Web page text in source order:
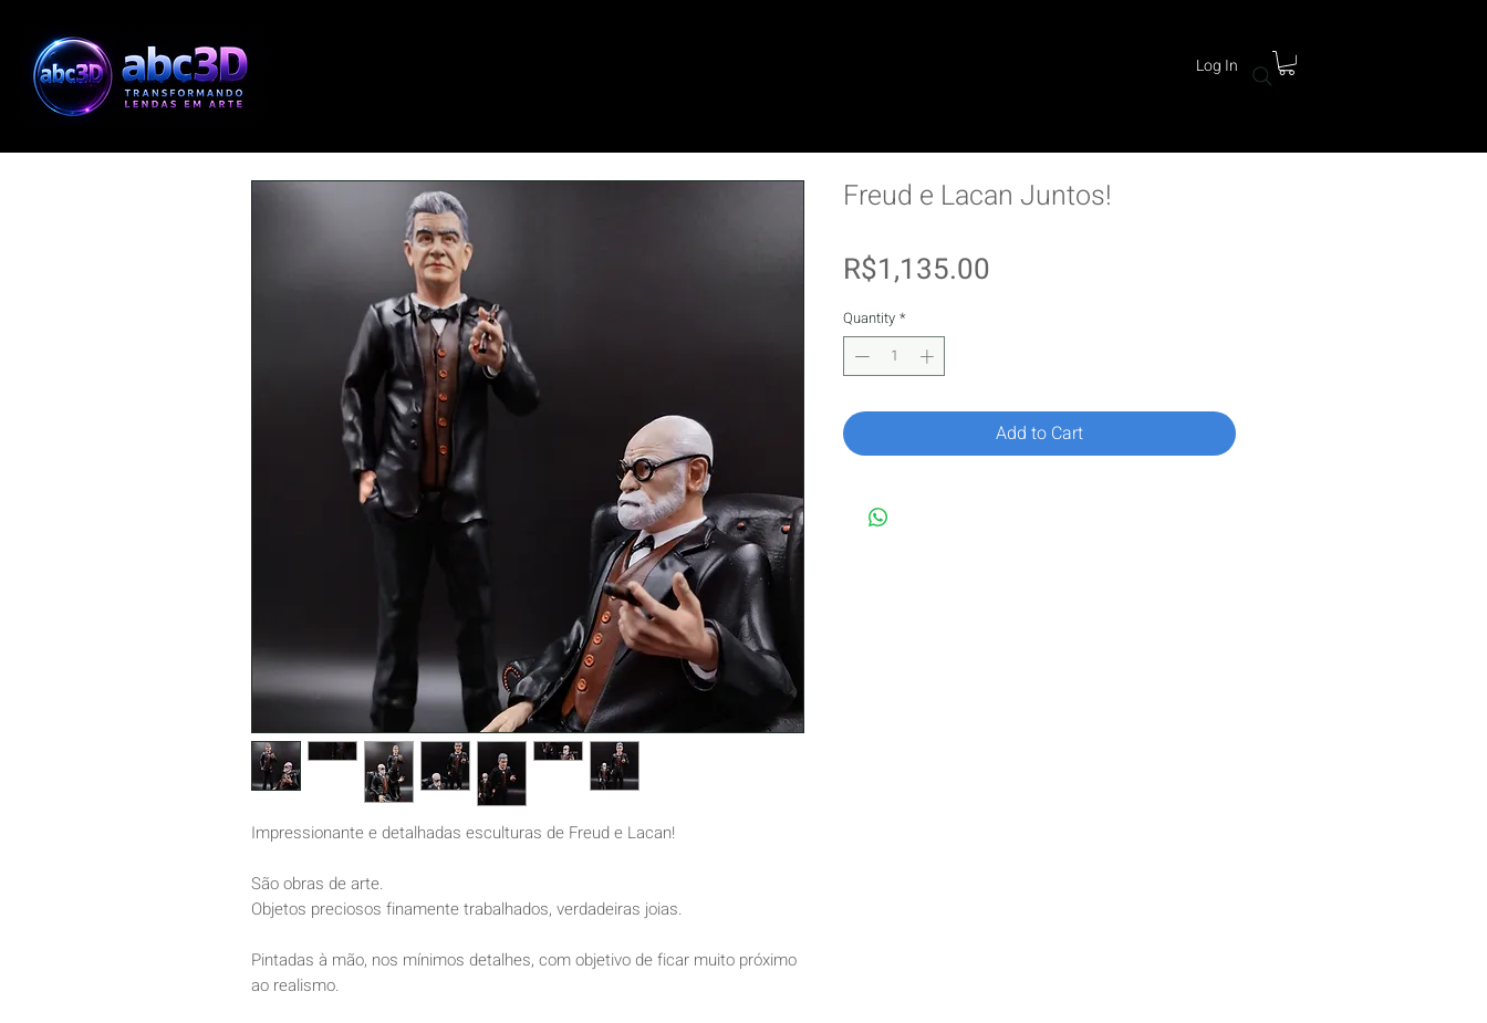
Log In
Impressionante e detalhadas esculturas de Freud e Lacan!
São obras de arte.
Objetos preciosos finamente trabalhados, verdadeiras joias.
Pintadas à mão, nos mínimos detalhes, com objetivo de ficar muito próximo
ao realismo.
Freud e Lacan Juntos!
R$1,135.00
Quantity *
Add to Cart